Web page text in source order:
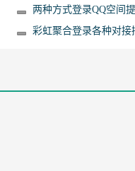
两种方式登录QQ空间
彩虹聚合登录各种对接